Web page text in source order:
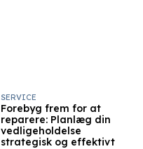
Forebyg frem for at
reparere: Planlæg din
vedligeholdelse
strategisk og effektivt
SERVICE